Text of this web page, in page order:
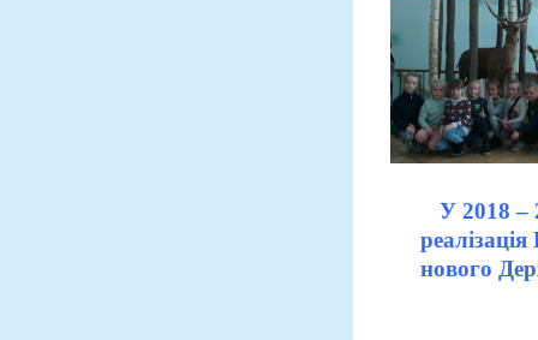
У 2018 –
нового